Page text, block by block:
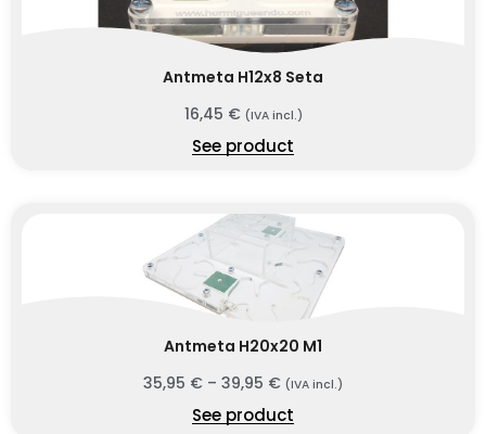
Antmeta H12x8 Seta
16,45 € (IVA incl.)
See product
Antmeta H20x20 M1
35,95 € – 39,95 € (IVA incl.)
See product